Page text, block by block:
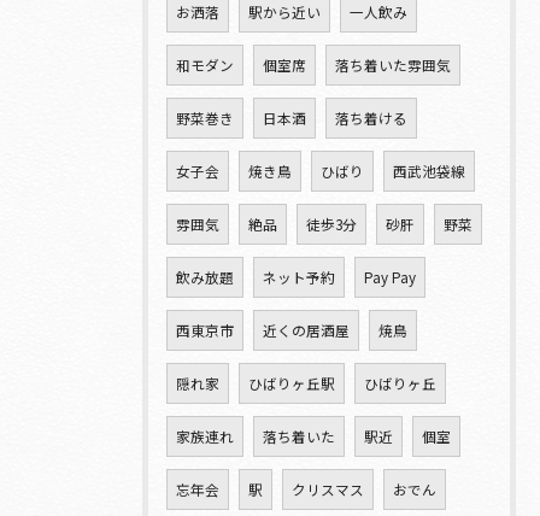
お洒落 駅から近い 一人飲み
和モダン 個室席 落ち着いた雰囲気
野菜巻き 日本酒 落ち着ける
女子会 焼き鳥 ひばり 西武池袋線
雰囲気 絶品 徒歩3分 砂肝 野菜
飲み放題 ネット予約 Pay Pay
西東京市 近くの居酒屋 焼鳥
隠れ家 ひばりヶ丘駅 ひばりヶ丘
家族連れ 落ち着いた 駅近 個室
忘年会 駅 クリスマス おでん